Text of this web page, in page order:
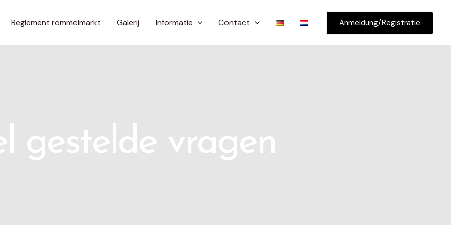
Reglement rommelmarkt Galerij Informatie Contact Anmeldung/Registratie
gestelde vragen